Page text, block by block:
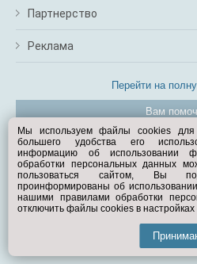
Партнерство
Реклама
Перейти на
Вам
© Exist.ru
Мы используем файлы cookies
большего удобства его
информацию об использовании
обработки персональных данных
пользоваться сайтом, Вы
проинформированы об
нашими правилами обработки
отключить файлы cookies в